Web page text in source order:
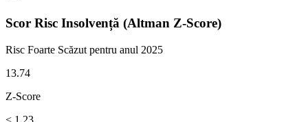
Scor Risc Insolvență (Altman Z-Score)
Risc Foarte Scăzut pentru anul 2025
13.74
Z-Score
< 1.23